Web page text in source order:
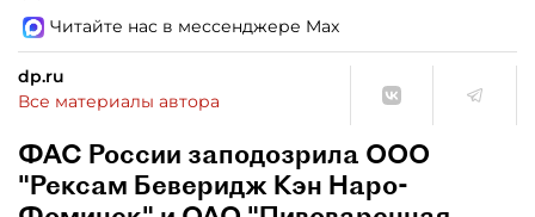
Читайте нас в мессенджере Max
dp.ru
Все материалы автора
ФАС России заподозрила ООО
"Рексам Беверидж Кэн Наро-